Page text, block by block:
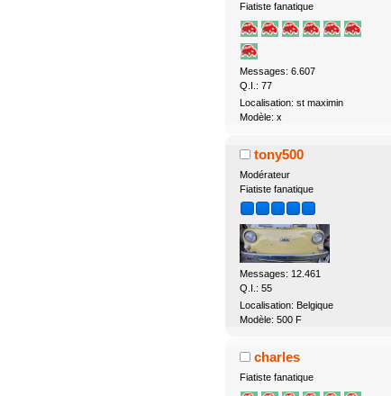
Fiatiste fanatique
Messages: 6.607
Q.I.: 77
Localisation: st maximin
Modèle: x
tony500
Modérateur
Fiatiste fanatique
Messages: 12.461
Q.I.: 55
Localisation: Belgique
Modèle: 500 F
charles
Fiatiste fanatique